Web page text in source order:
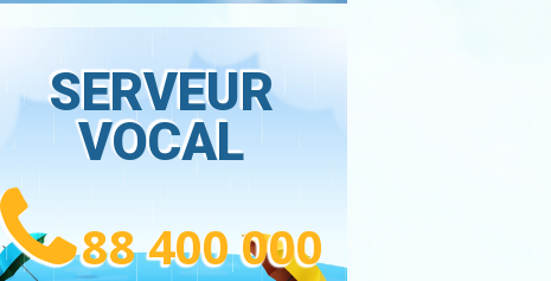
SERVEUR
VOCAL
88 400 000